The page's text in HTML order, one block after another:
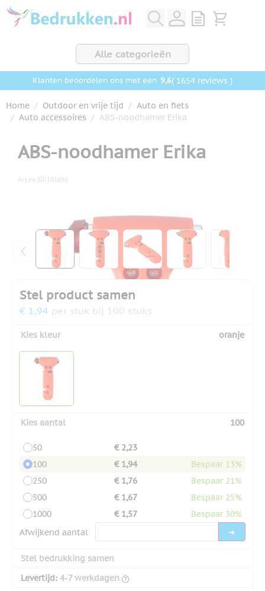
Ga naar de inhoud
View quote,
Bekijk
Alle categorieën
Klanten beoordelen ons met een 9,6( 1654 reviews )
Home / Outdoor en vrije tijd / Auto en fiets
/ Auto accessoires / ABS-noodhamer Erika
ABS-noodhamer Erika
Art.nr. GI-101693
Hoofdafbeelding
Klik om afbeelding op volledig scherm te bekijken
View larger imageView larger imageView larger image
View larger
Stel product samen
€ 1,94 per stuk bij 100 stuks
Kies kleur oranje
Kies aantal 100
50
€ 2,23
100
€ 1,94
Bespaar 13%
250
€ 1,76
Bespaar 21%
500
€ 1,67
Bespaar 25%
1000
€ 1,57
Bespaar 30%
Afwijkend aantal
Stel bedrukking samen
Levertijd: 4-7 werkdagen